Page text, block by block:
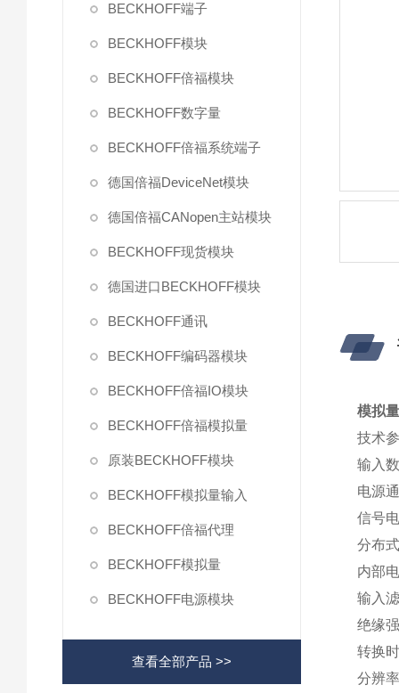
BECKHOFF端子
BECKHOFF模块
BECKHOFF倍福模块
BECKHOFF数字量
BECKHOFF倍福系统端子
德国倍福DeviceNet模块
德国倍福CANopen主站模块
BECKHOFF现货模块
德国进口BECKHOFF模块
BECKHOFF通讯
BECKHOFF编码器模块
BECKHOFF倍福IO模块
BECKHOFF倍福模拟量
原装BECKHOFF模块
BECKHOFF模拟量输入
BECKHOFF倍福代理
BECKHOFF模拟量
BECKHOFF电源模块
查看全部产品 >>
模拟
技术
输入
电源
信号
分布
内部
输入
绝缘
转换
分辨